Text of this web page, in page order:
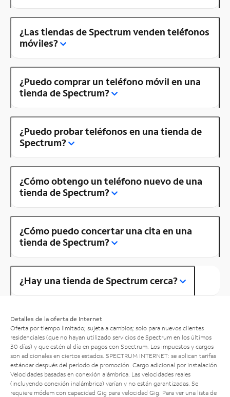
¿Las tiendas de Spectrum venden teléfonos
móviles?
¿Puedo comprar un teléfono móvil en una
tienda de Spectrum?
¿Puedo probar teléfonos en una tienda de
Spectrum?
¿Cómo obtengo un teléfono nuevo de una
tienda de Spectrum?
¿Cómo puedo concertar una cita en una
tienda de Spectrum?
¿Hay una tienda de Spectrum cerca?
Detalles de la oferta de Internet
Oferta por tiempo limitado; sujeta a cambios; solo para nuevos clientes
residenciales (que no hayan utilizado servicios de Spectrum en los últimos
30 días) y que estén al día en pagos con Spectrum. Los impuestos y cargos
son adicionales en ciertos estados. SPECTRUM INTERNET: se aplican tarifas
estándar después del período de promoción. Cargo adicional por instalación.
Velocidades basadas en conexión alámbrica. Las velocidades reales
(incluyendo conexión inalámbrica) varían y no están garantizadas. Se
requiere módem con capacidad Gig para velocidad Gig. Para ver una lista de